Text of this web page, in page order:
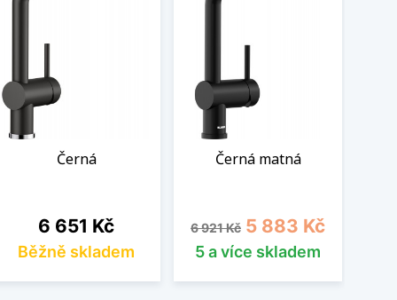
Černá
Cena
6 651 Kč
Běžně skladem
Černá matná
Běžná cena
6 921 Kč Cena
5 883 Kč
5 a více skladem